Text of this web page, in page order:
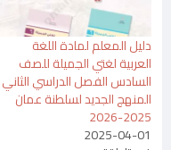
دليل المعلم لمادة اللغة
العربية لغتي الجميلة للصف
السادس الفصل الدراسي الثاني
المنهج الجديد لسلطنة عمان
2025-2026
2025-04-01